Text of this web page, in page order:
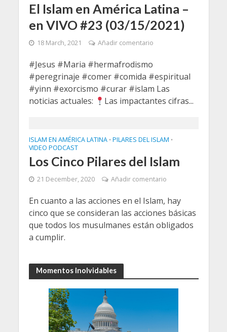
El Islam en América Latina –
en VIVO #23 (03/15/2021)
18 March, 2021 Añadir comentario
#Jesus​ #Maria​ #hermafrodismo​
#peregrinaje​ #comer​ #comida​ #espiritual​
#yinn​ #exorcismo​ #curar​ #islam​ Las
noticias actuales:
Las impactantes cifras...
ISLAM EN AMÉRICA LATINA • PILARES DEL ISLAM •
VIDEO PODCAST
Los Cinco Pilares del Islam
21 December, 2020 Añadir comentario
En cuanto a las acciones en el Islam, hay
cinco que se consideran las acciones básicas
que todos los musulmanes están obligados
a cumplir.
Momentos Inolvidables